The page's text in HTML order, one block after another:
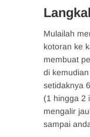
Mulailah
kotoran ke
membuat
di
setidaknya
(1 hingga 2
mengalir
sampai